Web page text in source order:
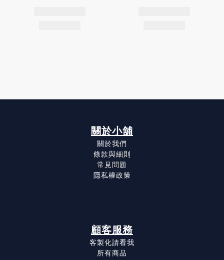
關於小舖
關於我們
條款與細則
常見問題
隱私權政策
顧客服務
客製化請看我
所有商品